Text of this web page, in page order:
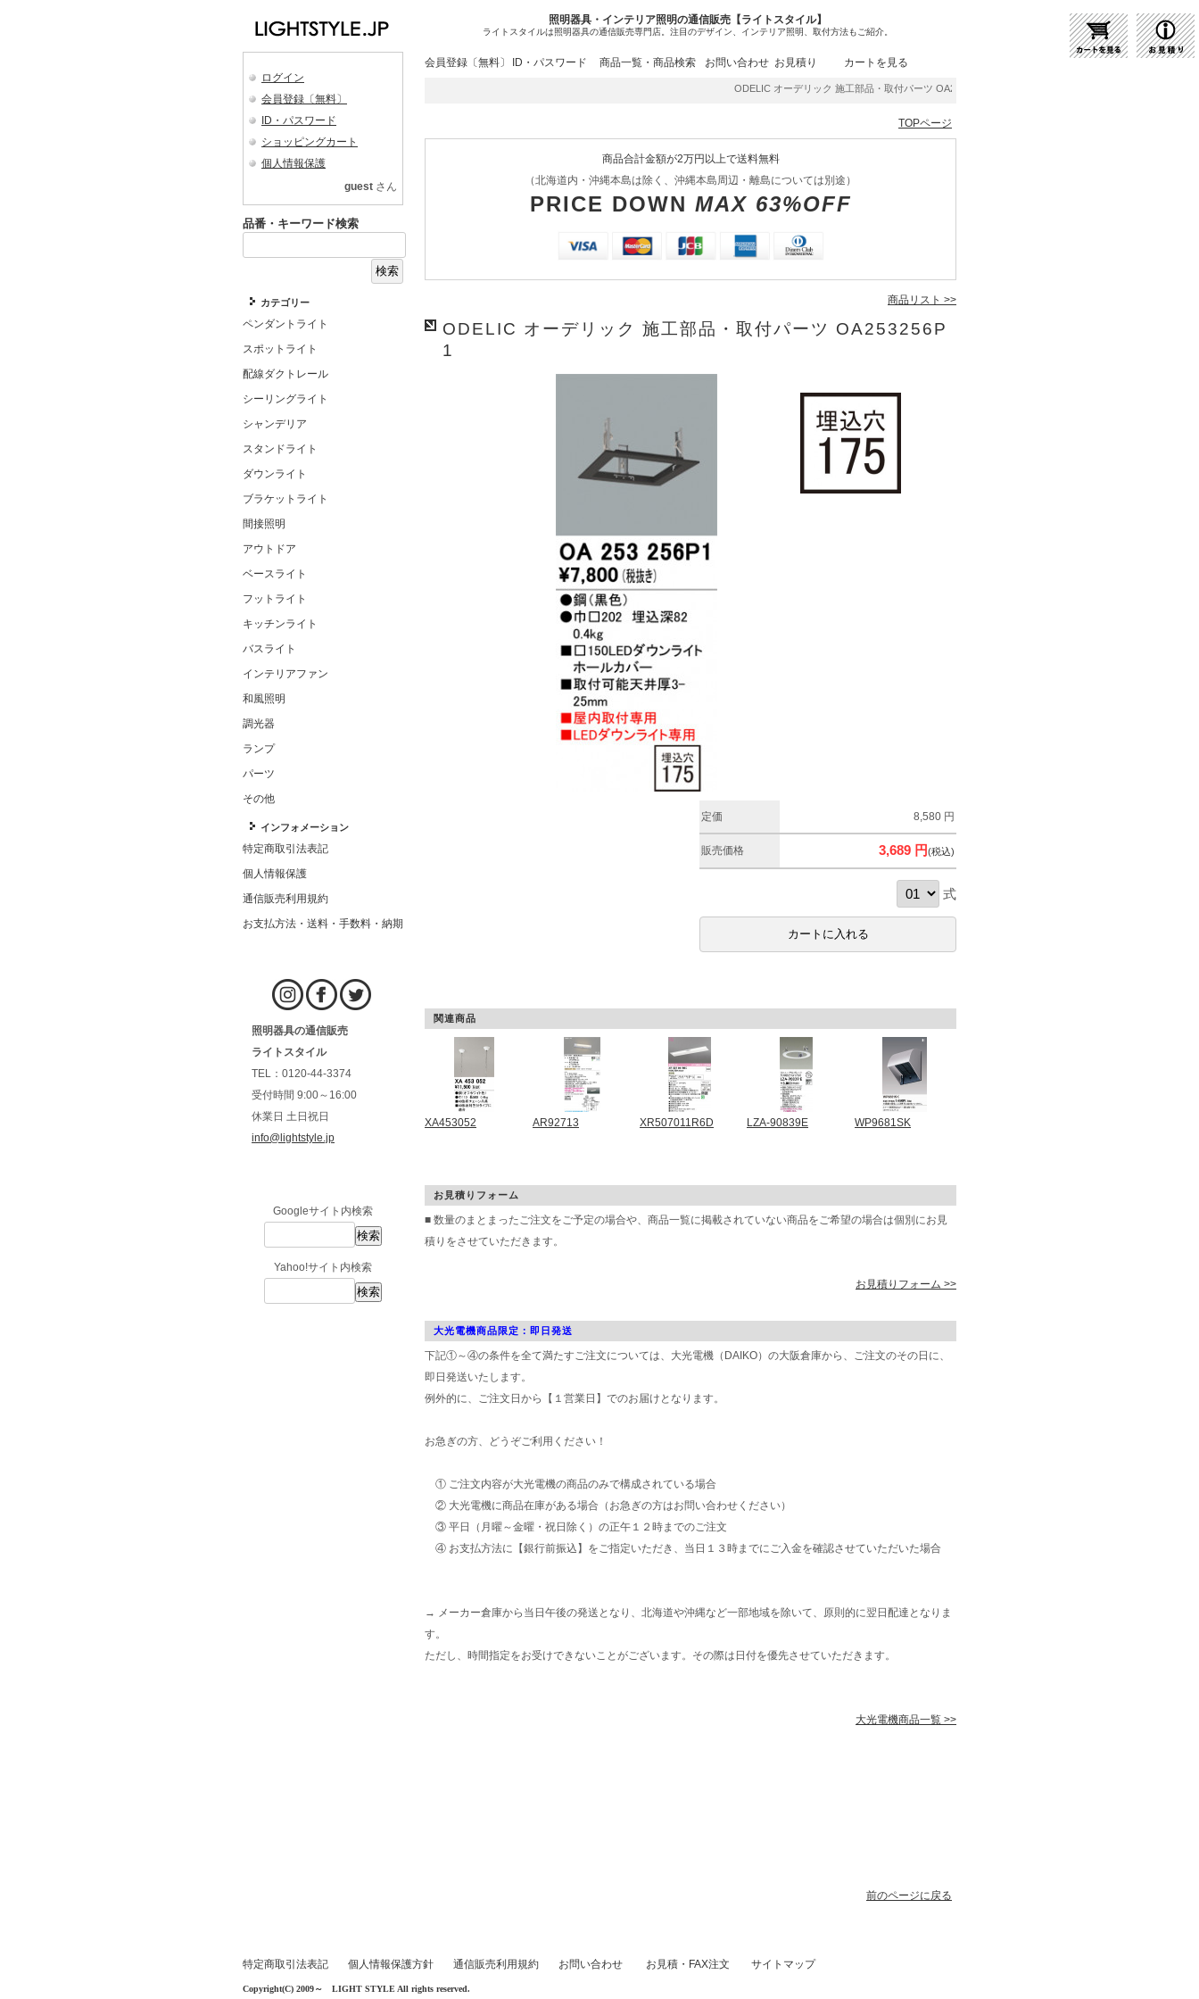
照明器具・インテリア照明の通信販売【ライトスタイル】
ライトスタイルは照明器具の通信販売専門店。注目のデザイン、インテリア照明、取付方法もご紹介。
ログイン
会員登録〔無料〕
ID・パスワード
ショッピングカート
個人情報保護
guest さん
品番・キーワード検索
カテゴリー
ペンダントライト
スポットライト
配線ダクトレール
シーリングライト
シャンデリア
スタンドライト
ダウンライト
ブラケットライト
間接照明
アウトドア
ベースライト
フットライト
キッチンライト
バスライト
インテリアファン
和風照明
調光器
ランプ
パーツ
その他
インフォメーション
特定商取引法表記
個人情報保護
通信販売利用規約
お支払方法・送料・手数料・納期
照明器具の通信販売
ライトスタイル
TEL：0120-44-3374
受付時間 9:00～16:00
休業日 土日祝日
info@lightstyle.jp
Googleサイト内検索
Yahoo!サイト内検索
会員登録〔無料〕 ID・パスワード 商品一覧・商品検索 お問い合わせ お見積り カートを見る
ODELIC オーデリック 施工部品・取付パーツ OA253256P1 | 商品紹介 | 照明器具の通販・インテリア照明の
TOPページ
商品合計金額が2万円以上で送料無料
（北海道内・沖縄本島は除く、沖縄本島周辺・離島については別途）
PRICE DOWN MAX 63%OFF
商品リスト >>
ODELIC オーデリック 施工部品・取付パーツ OA253256P
1
定価 8,580 円
販売価格 3,689 円(税込)
式
関連商品
XA453052 AR92713 XR507011R6D LZA-90839E WP9681SK
お見積りフォーム
■ 数量のまとまったご注文をご予定の場合や、商品一覧に掲載されていない商品をご希望の場合は個別にお見
積りをさせていただきます。
お見積りフォーム >>
大光電機商品限定：即日発送
下記①～④の条件を全て満たすご注文については、大光電機（DAIKO）の大阪倉庫から、ご注文のその日に、
即日発送いたします。
例外的に、ご注文日から【１営業日】でのお届けとなります。
お急ぎの方、どうぞご利用ください！
① ご注文内容が大光電機の商品のみで構成されている場合
② 大光電機に商品在庫がある場合（お急ぎの方はお問い合わせください）
③ 平日（月曜～金曜・祝日除く）の正午１２時までのご注文
④ お支払方法に【銀行前振込】をご指定いただき、当日１３時までにご入金を確認させていただいた場合
→ メーカー倉庫から当日午後の発送となり、北海道や沖縄など一部地域を除いて、原則的に翌日配達となりま
す。
ただし、時間指定をお受けできないことがございます。その際は日付を優先させていただきます。
大光電機商品一覧 >>
前のページに戻る
特定商取引法表記 個人情報保護方針 通信販売利用規約 お問い合わせ お見積・FAX注文 サイトマップ
Copyright(C) 2009～ LIGHT STYLE All rights reserved.